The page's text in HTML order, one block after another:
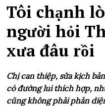
Tôi chạnh
người hỏi
xưa đâu rồi
Chị can thiệp, sửa kịch
có đường lui thích hợp,
cũng không phải phản